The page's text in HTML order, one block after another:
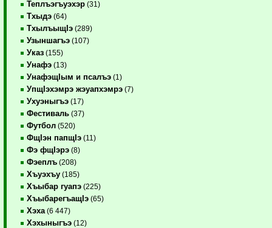
Теплъэгъуэхэр (31)
Тхыдэ (64)
ТхылъыщIэ (289)
Узыншагъэ (107)
Указ (155)
Унафэ (13)
УнафэщIым и псалъэ (1)
УпщIэхэмрэ жэуапхэмрэ (7)
Ухуэныгъэ (17)
Фестиваль (37)
Футбол (520)
ФщIэн папщIэ (11)
Фэ фщIэрэ (8)
Фэеплъ (208)
Хъуэхъу (185)
Хъыбар гуапэ (225)
ХъыбарегъащIэ (65)
Хэха (6 447)
Хэхыныгъэ (12)